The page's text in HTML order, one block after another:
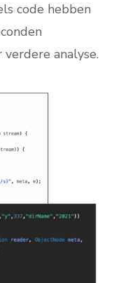
code hebben
analyse.